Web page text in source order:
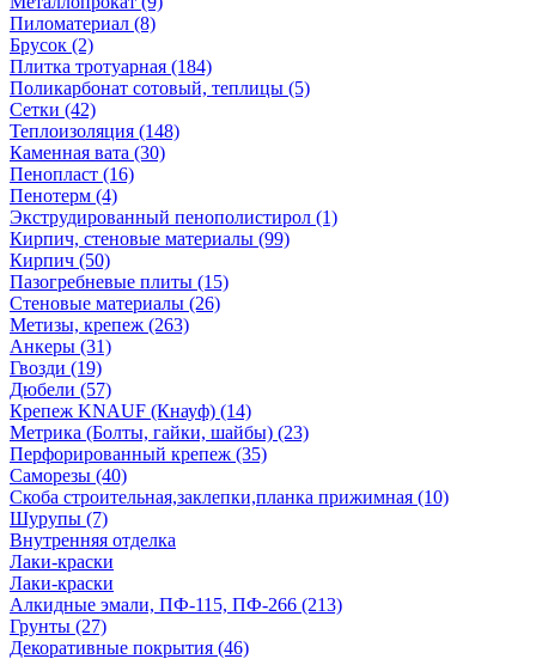
Пиломатериал (8)
Брусок (2)
Плитка тротуарная (184)
Поликарбонат сотовый, теплицы (5)
Сетки (42)
Теплоизоляция (148)
Каменная вата (30)
Пенопласт (16)
Пенотерм (4)
Экструдированный пенополистирол (1)
Кирпич, стеновые материалы (99)
Кирпич (50)
Пазогребневые плиты (15)
Стеновые материалы (26)
Метизы, крепеж (263)
Анкеры (31)
Гвозди (19)
Дюбели (57)
Крепеж KNAUF (Кнауф) (14)
Метрика (Болты, гайки, шайбы) (23)
Перфорированный крепеж (35)
Саморезы (40)
Скоба строительная,заклепки,планка прижимная (10)
Шурупы (7)
Внутренняя отделка
Лаки-краски
Лаки-краски
Алкидные эмали, ПФ-115, ПФ-266 (213)
Грунты (27)
Декоративные покрытия (46)